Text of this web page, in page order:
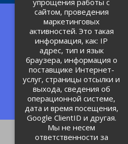
Телефоны:
+7 (812) 971-42-42
Политика об обработке и
защите персональных данных
Соглашение на обработку
персональных данных
упрощения работы с
сайтом, проведения
маркетинговых
активностей. Это такая
информация, как: IP
адрес, тип и язык
браузера, информация о
поставщике Интернет-
услуг, страницы отсылки и
выхода, сведения об
операционной системе,
дата и время посещения,
Google ClientID и другая.
Мы не несем
ответственности за